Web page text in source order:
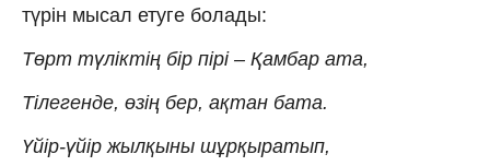
түрін мысал етуге болады:
Төрт түліктің бір пірі – Қамбар ата,
Тілегенде, өзің бер, ақтан бата.
Үйір-үйір жылқыны шұрқыратып,